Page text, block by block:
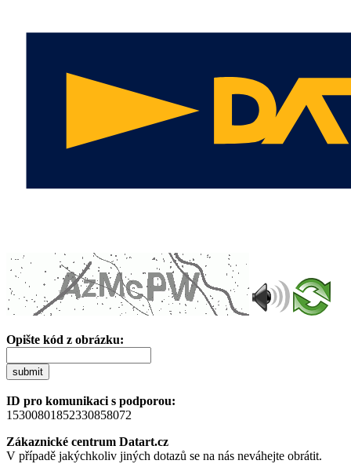
Opište kód z obrázku:
submit
ID pro komunikaci s podporou:
15300801852330858072
Zákaznické centrum Datart.cz
V případě jakýchkoliv jiných dotazů se na nás neváhejte obrátit.